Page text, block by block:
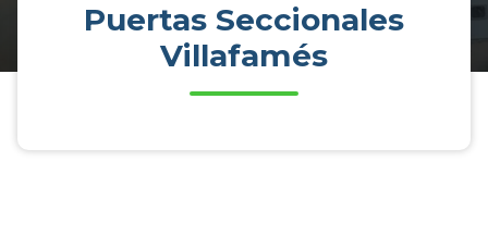
Puertas Seccionales
Villafamés